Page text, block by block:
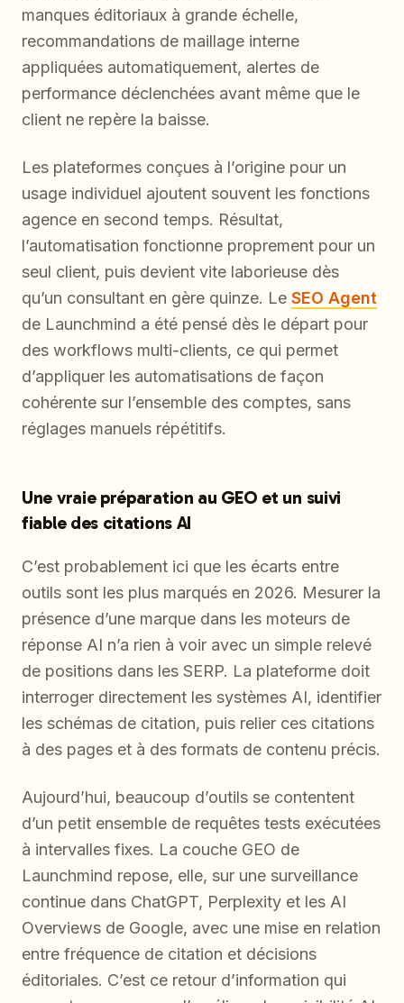
manques éditoriaux à grande échelle,
recommandations de maillage interne
appliquées automatiquement, alertes de
performance déclenchées avant même que le
client ne repère la baisse.
Les plateformes conçues à l’origine pour un
usage individuel ajoutent souvent les fonctions
agence en second temps. Résultat,
l’automatisation fonctionne proprement pour un
seul client, puis devient vite laborieuse dès
qu’un consultant en gère quinze. Le SEO Agent
de Launchmind a été pensé dès le départ pour
des workflows multi-clients, ce qui permet
d’appliquer les automatisations de façon
cohérente sur l’ensemble des comptes, sans
réglages manuels répétitifs.
Une vraie préparation au GEO et un suivi
fiable des citations AI
C’est probablement ici que les écarts entre
outils sont les plus marqués en 2026. Mesurer la
présence d’une marque dans les moteurs de
réponse AI n’a rien à voir avec un simple relevé
de positions dans les SERP. La plateforme doit
interroger directement les systèmes AI, identifier
les schémas de citation, puis relier ces citations
à des pages et à des formats de contenu précis.
Aujourd’hui, beaucoup d’outils se contentent
d’un petit ensemble de requêtes tests exécutées
à intervalles fixes. La couche GEO de
Launchmind repose, elle, sur une surveillance
continue dans ChatGPT, Perplexity et les AI
Overviews de Google, avec une mise en relation
entre fréquence de citation et décisions
éditoriales. C’est ce retour d’information qui